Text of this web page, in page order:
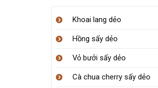
Khoai lang dẻo
Hồng sấy dẻo
Vỏ bưởi sấy dẻo
Cà chua cherry sấy dẻo